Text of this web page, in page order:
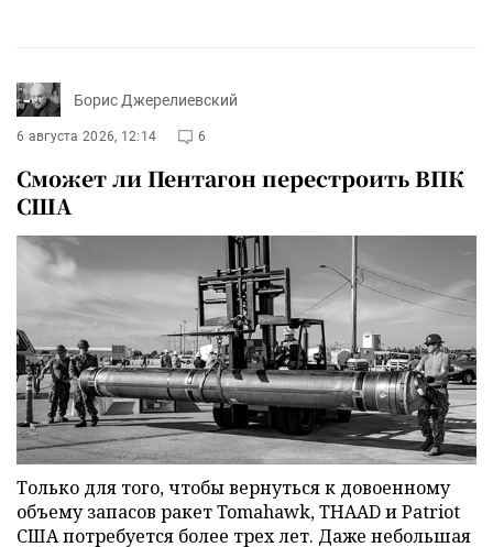
Борис Джерелиевский
6 августа 2026, 12:14 6
Сможет ли Пентагон перестроить ВПК
США
Только для того, чтобы вернуться к довоенному
объему запасов ракет Tomahawk, THAAD и Patriot
США потребуется более трех лет. Даже небольшая